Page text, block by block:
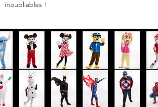
inoubliables !